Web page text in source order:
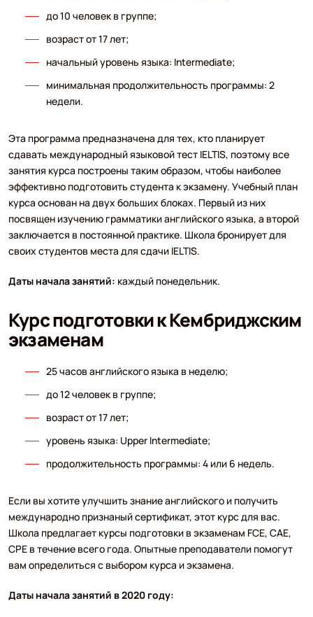
до 10 человек в группе;
возраст от 17 лет;
начальный уровень языка: Intermediate;
минимальная продолжительность программы: 2
недели.
Эта программа предназначена для тех, кто планирует
сдавать международный языковой тест IELTIS, поэтому все
занятия курса построены таким образом, чтобы наиболее
эффективно подготовить студента к экзамену. Учебный план
курса основан на двух больших блоках. Первый из них
посвящен изучению грамматики английского языка, а второй
заключается в постоянной практике. Школа бронирует для
своих студентов места для сдачи IELTIS.
Даты начала занятий: каждый понедельник.
Курс подготовки к Кембриджским
экзаменам
25 часов английского языка в неделю;
до 12 человек в группе;
возраст от 17 лет;
уровень языка: Upper Intermediate;
продолжительность программы: 4 или 6 недель.
Если вы хотите улучшить знание английского и получить
международно признаный сертификат, этот курс для вас.
Школа предлагает курсы подготовки в экзаменам FCE, CAE,
CPE в течение всего года. Опытные преподаватели помогут
вам определиться с выбором курса и экзамена.
Даты начала занятий в 2020 году: